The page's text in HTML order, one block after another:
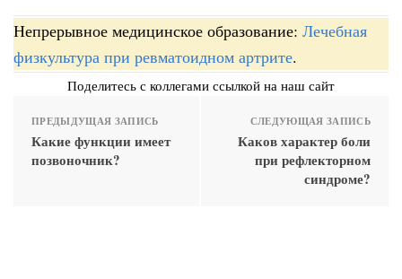
Непрерывное медицинское образование: Лечебная
физкультура при ревматоидном артрите.
Поделитесь с коллегами ссылкой на наш сайт
ПРЕДЫДУЩАЯ ЗАПИСЬ
Какие функции имеет
позвоночник?
СЛЕДУЮЩАЯ ЗАПИСЬ
Каков характер боли
при рефлекторном
синдроме?